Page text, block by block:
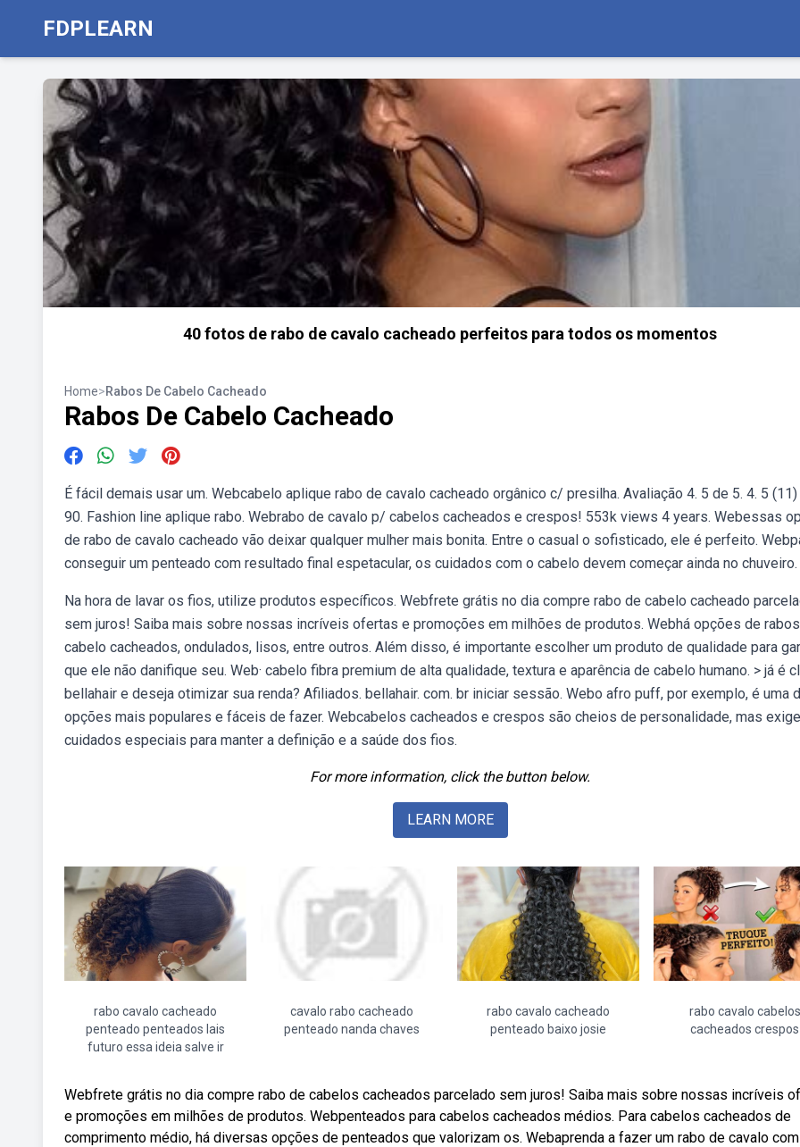
FDPLEARN
40 fotos de rabo de cavalo cacheado perfeitos para todos os momentos
Home>Rabos De Cabelo Cacheado
Rabos De Cabelo Cacheado
É fácil demais usar um. Webcabelo aplique rabo de cavalo cacheado orgânico c/ presilha. Avaliação 4. 5 de 5. 4. 5
90. Fashion line aplique rabo. Webrabo de cavalo p/ cabelos cacheados e crespos! 553k views 4 years. Webessas
de rabo de cavalo cacheado vão deixar qualquer mulher mais bonita. Entre o casual o sofisticado, ele é perfeito.
conseguir um penteado com resultado final espetacular, os cuidados com o cabelo devem começar ainda no chuveiro.
Na hora de lavar os fios, utilize produtos específicos. Webfrete grátis no dia compre rabo de cabelo cacheado
sem juros! Saiba mais sobre nossas incríveis ofertas e promoções em milhões de produtos. Webhá opções de
cabelo cacheados, ondulados, lisos, entre outros. Além disso, é importante escolher um produto de qualidade para
que ele não danifique seu. Web· cabelo fibra premium de alta qualidade, textura e aparência de cabelo humano. > já é
bellahair e deseja otimizar sua renda? Afiliados. bellahair. com. br iniciar sessão. Webo afro puff, por exemplo, é uma
opções mais populares e fáceis de fazer. Webcabelos cacheados e crespos são cheios de personalidade, mas
cuidados especiais para manter a definição e a saúde dos fios.
For more information, click the button below.
LEARN MORE
rabo cavalo cacheado
penteado penteados lais
futuro essa ideia salve ir
cavalo rabo cacheado
penteado nanda chaves
rabo cavalo cacheado
penteado baixo josie
rabo cavalo cabelos
cacheados crespos
Webfrete grátis no dia compre rabo de cabelos cacheados parcelado sem juros! Saiba mais sobre nossas incríveis
e promoções em milhões de produtos. Webpenteados para cabelos cacheados médios. Para cabelos cacheados de
comprimento médio, há diversas opções de penteados que valorizam os. Webaprenda a fazer um rabo de cavalo com